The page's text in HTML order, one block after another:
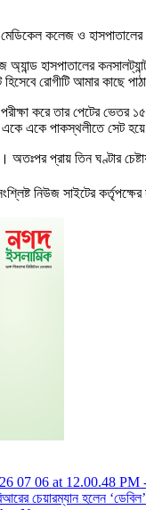
কলেজ ও
হাসপাতালের
রোগীটি আমার কাছে
করে তার পেটের ভেতর
একে পাকস্থলীতে সেট
অতঃপর প্রায় তিন ঘণ্টার
নিউজ সাইটের
চেয়ারম্যান হলেন